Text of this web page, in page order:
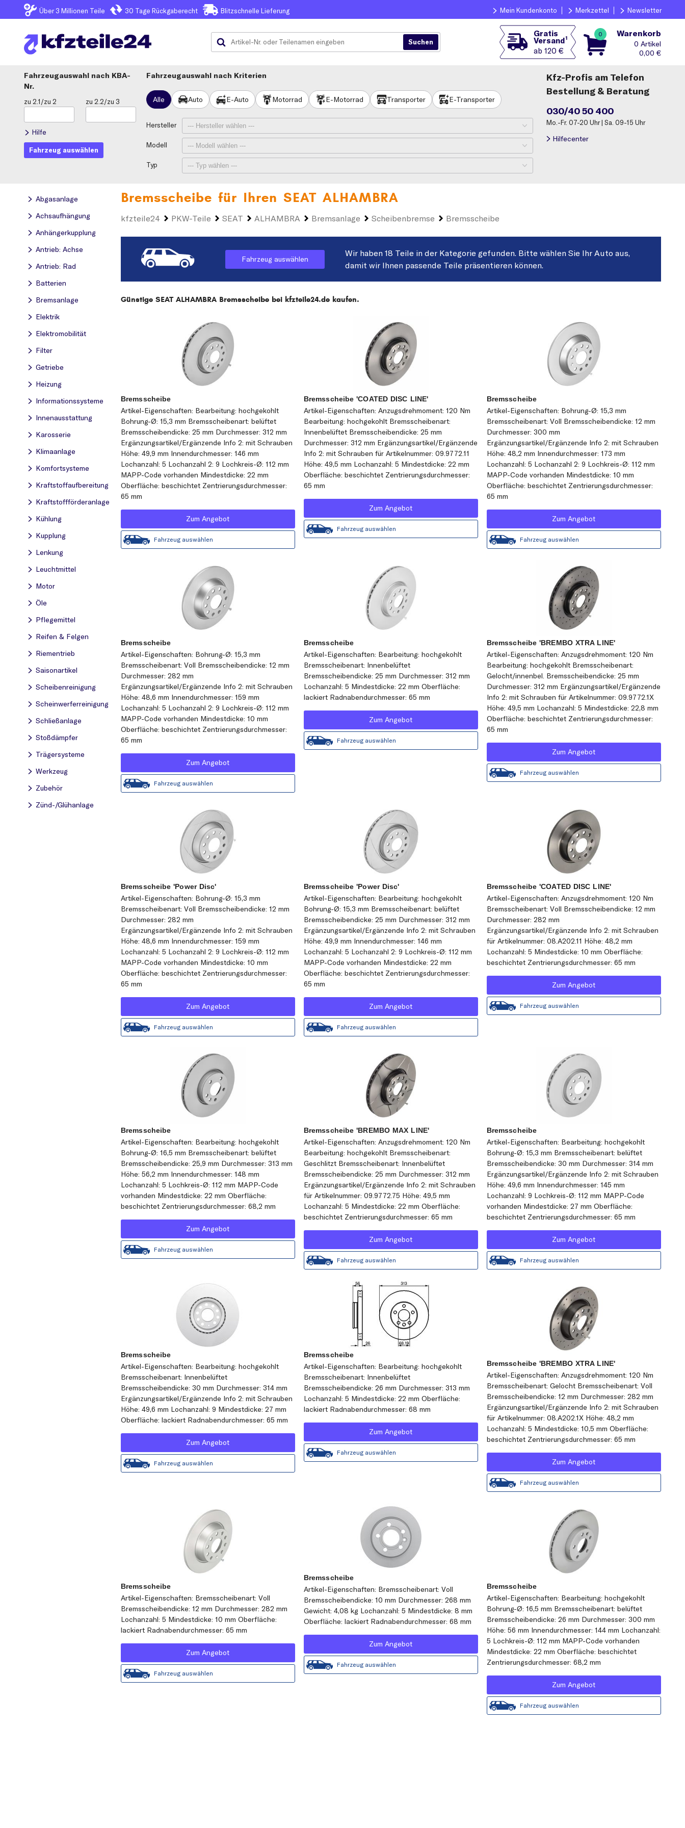
Über 3 Millionen Teile 30 Tage Rückgaberecht Blitzschnelle Lieferung Mein Kundenkonto Merkzettel Newsletter
Gratis
Versand1
ab 120 €
0 Warenkorb
0
0,00 €
Fahrzeugauswahl
KBA-
Nr.
zu 2.1/zu 2 zu 2.2/zu 3
Hilfe
Fahrzeug auswählen
Fahrzeugauswahl nach Kriterien
Alle Auto E-Auto Motorrad E-Motorrad Transporter E-Transporter
Hersteller
Modell
Typ
Kfz-Profis am Telefon
Bestellung & Beratung
030/40 50 400
Mo.-Fr. 07-20 Uhr | Sa. 09-15 Uhr
Hilfecenter
Abgasanlage
Achsaufhängung
Anhängerkupplung
Antrieb: Achse
Antrieb: Rad
Batterien
Bremsanlage
Elektrik
Elektromobilität
Filter
Getriebe
Heizung
Informationssysteme
Innenausstattung
Karosserie
Klimaanlage
Komfortsysteme
Kraftstoff­aufbereitung
Kraftstoff­förderanlage
Kühlung
Kupplung
Lenkung
Leuchtmittel
Motor
Öle
Pflegemittel
Reifen & Felgen
Riementrieb
Saisonartikel
Scheibenreinigung
Scheinwerferreinigung
Schließanlage
Stoßdämpfer
Trägersysteme
Werkzeug
Zubehör
Zünd-/Glühanlage
Bremsscheibe für Ihren SEAT ALHAMBRA
kfzteile24 PKW-Teile SEAT ALHAMBRA Bremsanlage Scheibenbremse Bremsscheibe
Fahrzeug auswählen
Wir haben 18 Teile in der Kategorie gefunden. Bitte wählen Sie Ihr Auto aus,
damit wir Ihnen passende Teile präsentieren können.
Günstige SEAT ALHAMBRA Bremsscheibe bei kfzteile24.de kaufen.
Bremsscheibe
Artikel-Eigenschaften: Bearbeitung: hochgekohlt
Bohrung-Ø: 15,3 mm Bremsscheibenart: belüftet
Bremsscheibendicke: 25 mm Durchmesser: 312 mm
Ergänzungsartikel/Ergänzende Info 2: mit Schrauben
Höhe: 49,9 mm Innendurchmesser: 146 mm
Lochanzahl: 5 Lochanzahl 2: 9 Lochkreis-Ø: 112 mm
MAPP-Code vorhanden Mindestdicke: 22 mm
Oberfläche: beschichtet Zentrierungsdurchmesser:
65 mm
Zum Angebot
Fahrzeug auswählen
Bremsscheibe 'COATED DISC LINE'
Artikel-Eigenschaften: Anzugsdrehmoment: 120 Nm
Bearbeitung: hochgekohlt Bremsscheibenart:
Innenbelüftet Bremsscheibendicke: 25 mm
Durchmesser: 312 mm Ergänzungsartikel/Ergänzende
Info 2: mit Schrauben für Artikelnummer: 09.9772.11
Höhe: 49,5 mm Lochanzahl: 5 Mindestdicke: 22 mm
Oberfläche: beschichtet Zentrierungsdurchmesser:
65 mm
Zum Angebot
Fahrzeug auswählen
Bremsscheibe
Artikel-Eigenschaften: Bohrung-Ø: 15,3 mm
Bremsscheibenart: Voll Bremsscheibendicke: 12 mm
Durchmesser: 300 mm
Ergänzungsartikel/Ergänzende Info 2: mit Schrauben
Höhe: 48,2 mm Innendurchmesser: 173 mm
Lochanzahl: 5 Lochanzahl 2: 9 Lochkreis-Ø: 112 mm
MAPP-Code vorhanden Mindestdicke: 10 mm
Oberfläche: beschichtet Zentrierungsdurchmesser:
65 mm
Zum Angebot
Fahrzeug auswählen
Bremsscheibe
Artikel-Eigenschaften: Bohrung-Ø: 15,3 mm
Bremsscheibenart: Voll Bremsscheibendicke: 12 mm
Durchmesser: 282 mm
Ergänzungsartikel/Ergänzende Info 2: mit Schrauben
Höhe: 48,6 mm Innendurchmesser: 159 mm
Lochanzahl: 5 Lochanzahl 2: 9 Lochkreis-Ø: 112 mm
MAPP-Code vorhanden Mindestdicke: 10 mm
Oberfläche: beschichtet Zentrierungsdurchmesser:
65 mm
Zum Angebot
Fahrzeug auswählen
Bremsscheibe
Artikel-Eigenschaften: Bearbeitung: hochgekohlt
Bremsscheibenart: Innenbelüftet
Bremsscheibendicke: 25 mm Durchmesser: 312 mm
Lochanzahl: 5 Mindestdicke: 22 mm Oberfläche:
lackiert Radnabendurchmesser: 65 mm
Zum Angebot
Fahrzeug auswählen
Bremsscheibe 'BREMBO XTRA LINE'
Artikel-Eigenschaften: Anzugsdrehmoment: 120 Nm
Bearbeitung: hochgekohlt Bremsscheibenart:
Gelocht/innenbel. Bremsscheibendicke: 25 mm
Durchmesser: 312 mm Ergänzungsartikel/Ergänzende
Info 2: mit Schrauben für Artikelnummer: 09.9772.1X
Höhe: 49,5 mm Lochanzahl: 5 Mindestdicke: 22,8 mm
Oberfläche: beschichtet Zentrierungsdurchmesser:
65 mm
Zum Angebot
Fahrzeug auswählen
Bremsscheibe 'Power Disc'
Artikel-Eigenschaften: Bohrung-Ø: 15,3 mm
Bremsscheibenart: Voll Bremsscheibendicke: 12 mm
Durchmesser: 282 mm
Ergänzungsartikel/Ergänzende Info 2: mit Schrauben
Höhe: 48,6 mm Innendurchmesser: 159 mm
Lochanzahl: 5 Lochanzahl 2: 9 Lochkreis-Ø: 112 mm
MAPP-Code vorhanden Mindestdicke: 10 mm
Oberfläche: beschichtet Zentrierungsdurchmesser:
65 mm
Zum Angebot
Fahrzeug auswählen
Bremsscheibe 'Power Disc'
Artikel-Eigenschaften: Bearbeitung: hochgekohlt
Bohrung-Ø: 15,3 mm Bremsscheibenart: belüftet
Bremsscheibendicke: 25 mm Durchmesser: 312 mm
Ergänzungsartikel/Ergänzende Info 2: mit Schrauben
Höhe: 49,9 mm Innendurchmesser: 146 mm
Lochanzahl: 5 Lochanzahl 2: 9 Lochkreis-Ø: 112 mm
MAPP-Code vorhanden Mindestdicke: 22 mm
Oberfläche: beschichtet Zentrierungsdurchmesser:
65 mm
Zum Angebot
Fahrzeug auswählen
Bremsscheibe 'COATED DISC LINE'
Artikel-Eigenschaften: Anzugsdrehmoment: 120 Nm
Bremsscheibenart: Voll Bremsscheibendicke: 12 mm
Durchmesser: 282 mm
Ergänzungsartikel/Ergänzende Info 2: mit Schrauben
für Artikelnummer: 08.A202.11 Höhe: 48,2 mm
Lochanzahl: 5 Mindestdicke: 10 mm Oberfläche:
beschichtet Zentrierungsdurchmesser: 65 mm
Zum Angebot
Fahrzeug auswählen
Bremsscheibe
Artikel-Eigenschaften: Bearbeitung: hochgekohlt
Bohrung-Ø: 16,5 mm Bremsscheibenart: belüftet
Bremsscheibendicke: 25,9 mm Durchmesser: 313 mm
Höhe: 56,2 mm Innendurchmesser: 148 mm
Lochanzahl: 5 Lochkreis-Ø: 112 mm MAPP-Code
vorhanden Mindestdicke: 22 mm Oberfläche:
beschichtet Zentrierungsdurchmesser: 68,2 mm
Zum Angebot
Fahrzeug auswählen
Bremsscheibe 'BREMBO MAX LINE'
Artikel-Eigenschaften: Anzugsdrehmoment: 120 Nm
Bearbeitung: hochgekohlt Bremsscheibenart:
Geschlitzt Bremsscheibenart: Innenbelüftet
Bremsscheibendicke: 25 mm Durchmesser: 312 mm
Ergänzungsartikel/Ergänzende Info 2: mit Schrauben
für Artikelnummer: 09.9772.75 Höhe: 49,5 mm
Lochanzahl: 5 Mindestdicke: 22 mm Oberfläche:
beschichtet Zentrierungsdurchmesser: 65 mm
Zum Angebot
Fahrzeug auswählen
Bremsscheibe
Artikel-Eigenschaften: Bearbeitung: hochgekohlt
Bohrung-Ø: 15,3 mm Bremsscheibenart: belüftet
Bremsscheibendicke: 30 mm Durchmesser: 314 mm
Ergänzungsartikel/Ergänzende Info 2: mit Schrauben
Höhe: 49,6 mm Innendurchmesser: 145 mm
Lochanzahl: 9 Lochkreis-Ø: 112 mm MAPP-Code
vorhanden Mindestdicke: 27 mm Oberfläche:
beschichtet Zentrierungsdurchmesser: 65 mm
Zum Angebot
Fahrzeug auswählen
Bremsscheibe
Artikel-Eigenschaften: Bearbeitung: hochgekohlt
Bremsscheibenart: Innenbelüftet
Bremsscheibendicke: 30 mm Durchmesser: 314 mm
Ergänzungsartikel/Ergänzende Info 2: mit Schrauben
Höhe: 49,6 mm Lochanzahl: 9 Mindestdicke: 27 mm
Oberfläche: lackiert Radnabendurchmesser: 65 mm
Zum Angebot
Fahrzeug auswählen
Bremsscheibe
Artikel-Eigenschaften: Bearbeitung: hochgekohlt
Bremsscheibenart: Innenbelüftet
Bremsscheibendicke: 26 mm Durchmesser: 313 mm
Lochanzahl: 5 Mindestdicke: 22 mm Oberfläche:
lackiert Radnabendurchmesser: 68 mm
Zum Angebot
Fahrzeug auswählen
Bremsscheibe 'BREMBO XTRA LINE'
Artikel-Eigenschaften: Anzugsdrehmoment: 120 Nm
Bremsscheibenart: Gelocht Bremsscheibenart: Voll
Bremsscheibendicke: 12 mm Durchmesser: 282 mm
Ergänzungsartikel/Ergänzende Info 2: mit Schrauben
für Artikelnummer: 08.A202.1X Höhe: 48,2 mm
Lochanzahl: 5 Mindestdicke: 10,5 mm Oberfläche:
beschichtet Zentrierungsdurchmesser: 65 mm
Zum Angebot
Fahrzeug auswählen
Bremsscheibe
Artikel-Eigenschaften: Bremsscheibenart: Voll
Bremsscheibendicke: 12 mm Durchmesser: 282 mm
Lochanzahl: 5 Mindestdicke: 10 mm Oberfläche:
lackiert Radnabendurchmesser: 65 mm
Zum Angebot
Fahrzeug auswählen
Bremsscheibe
Artikel-Eigenschaften: Bremsscheibenart: Voll
Bremsscheibendicke: 10 mm Durchmesser: 268 mm
Gewicht: 4,08 kg Lochanzahl: 5 Mindestdicke: 8 mm
Oberfläche: lackiert Radnabendurchmesser: 68 mm
Zum Angebot
Fahrzeug auswählen
Bremsscheibe
Artikel-Eigenschaften: Bearbeitung: hochgekohlt
Bohrung-Ø: 16,5 mm Bremsscheibenart: belüftet
Bremsscheibendicke: 26 mm Durchmesser: 300 mm
Höhe: 56 mm Innendurchmesser: 144 mm Lochanzahl:
5 Lochkreis-Ø: 112 mm MAPP-Code vorhanden
Mindestdicke: 22 mm Oberfläche: beschichtet
Zentrierungsdurchmesser: 68,2 mm
Zum Angebot
Fahrzeug auswählen